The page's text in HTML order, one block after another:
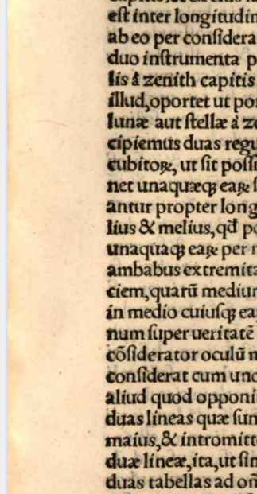
than one character.
(two percent signs) is the
placeholder for no, one or more
than one character, but not for
blank space (so that a search ends
at word boundaries).
Team
News
Jobs
Publications
Conference
Arabic Works
Arabic Manuscripts
Latin Works
Latin Manuscripts
Latin Early Prints
Images
Texts
betaGlossary
Resources
Licenses·FAQ·Contact·
Impressum·Privacy· 2013
Print 🖨